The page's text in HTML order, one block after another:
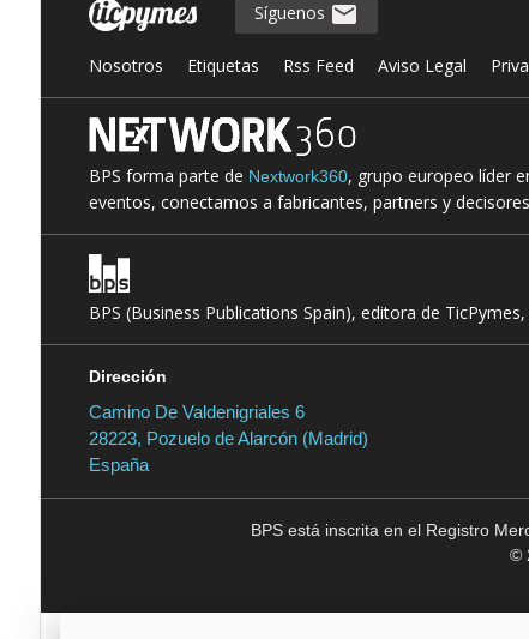
Síguenos
Nosotros Etiquetas Rss Feed Aviso Legal
BPS forma parte de Nextwork360, grupo europeo líder
eventos, conectamos a fabricantes, partners y
BPS (Business Publications Spain), editora de
Dirección
Camino De Valdenigriales 6
28223, Pozuelo de Alarcón (Madrid)
España
BPS está inscrita en el Registro
©